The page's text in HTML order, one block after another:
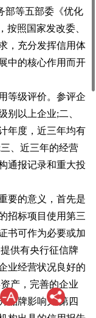
部等五部委《优化
按照国家发改委、
，充分发挥信用体
中的核心作用而开
级评价。参评企
别以上企业;二、
年度，近三年均有
、近三年的经营
通报记录和重大投
的意义，首先是
招标项目使用第三
书可作为必要或加
供有央行征信牌
业经营状况良好的
产，完善的企业
品牌影响力;第四